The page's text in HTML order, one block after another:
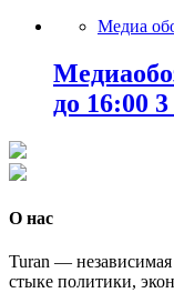
Медиа
до 16:00 3
О нас
Turan —
стыке политики,